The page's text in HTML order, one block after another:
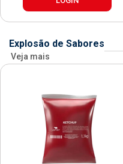
Explosão de Sabores
Veja mais